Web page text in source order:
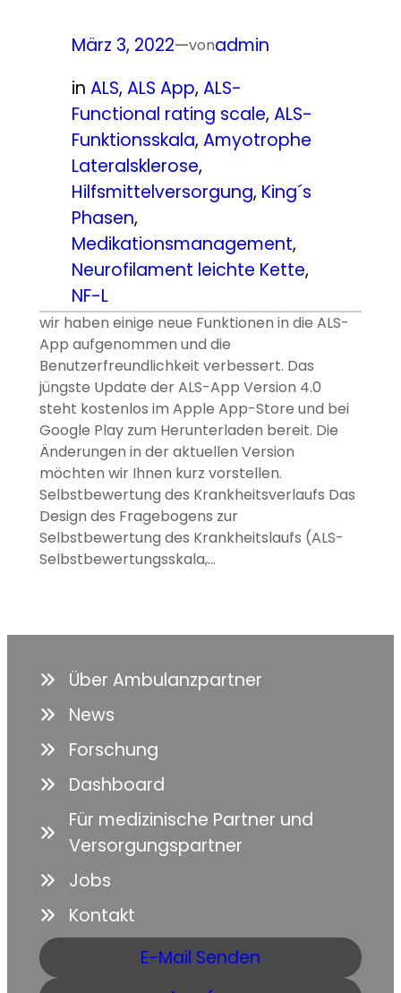
März 3, 2022—vonadmin
in ALS, ALS App, ALS-
Functional rating scale, ALS-
Funktionsskala, Amyotrophe
Lateralsklerose
Hilfsmittelversorgung, King´s
Phasen
Medikationsmanagement
Neurofilament leichte Kette
NF-L
wir haben einige neue Funktionen in die ALS-
App aufgenommen und die
Benutzerfreundlichkeit verbessert. Das
jüngste Update der ALS-App Version 4.0
steht kostenlos im Apple App-Store und bei
Google Play zum Herunterladen bereit. Die
Änderungen in der aktuellen Version
möchten wir Ihnen kurz vorstellen.
Selbstbewertung des Krankheitsverlaufs Das
Design des Fragebogens zur
Selbstbewertung des Krankheitslaufs (ALS-
Selbstbewertungsskala,…
Über Ambulanzpartner
News
Forschung
Dashboard
Für medizinische Partner und
Versorgungspartner
Jobs
Kontakt
E-Mail Senden